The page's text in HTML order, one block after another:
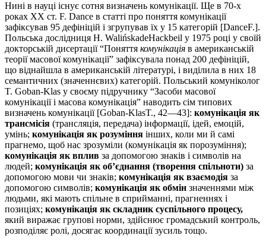
Нині в науці існує сотня визначень комунікації. Ще в 70-х
роках ХХ ст. F. Dance в статті про поняття комунікації
зафіксував 95 дефініцій і згрупував їх у 15 категорій [DanceF.].
Польська дослідниця H. WalińskadeHackbeil у 1975 році у своїй
докторській дисертації “Поняття комунікація в американській
теорії масової комунікації” зафіксувала понад 200 дефініцій,
що віднайшла в американській літературі, і виділила в них 18
семан­тичних (значеннєвих) категорій. Польський комуніколог
T. Goban-Klas у своєму підручнику “Засоби масової
комунікації і масова комунікація” наводить сім типових
визначень комунікації [Goban-KlasT., 42—43]: комунікація як
трансмісія (трансляція, переда­ча) інформації, ідей, емоцій,
умінь; комунікація як розуміння інших, коли ми й самі
прагнемо, щоб нас зрозуміли (комунікація як порозуміння);
комунікація як вплив за допомогою знаків і символів на
людей; комунікація як об’єднання (творення спільноти) за
допомогою мови чи знаків; комунікація як взаємодія за
допомогою символів; комунікація як обмін значен­нями між
людьми, які мають спільне в сприйманні, прагненнях і
позиціях; комунікація як складник суспільного процесу,
який виражає групові норми, здійснює громадський контроль,
розпо­ді­ляє ролі, досягає координації зусиль тощо.